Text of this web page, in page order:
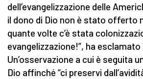
dell’evangelizzazione delle
il dono di Dio non è stato offerto
quante volte c’è stata
evangelizzazione!”, ha
Un’osservazione a cui è seguita
Dio affinché “ci preservi